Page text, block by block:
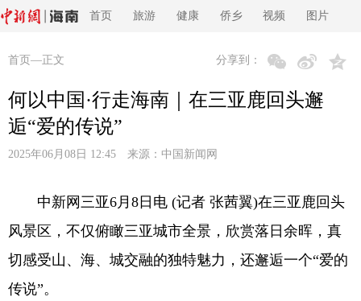
首页 旅游 健康 侨乡 视频 图片
首页 —正文 分享到：
何以中国·行走海南｜在三亚鹿回头邂
逅“爱的传说”
2025年06月08日 12:45 来源： 中国新闻网
中新网三亚6月8日电 (记者 张茜翼)在三亚鹿回头
风景区，不仅俯瞰三亚城市全景，欣赏落日余晖，真
切感受山、海、城交融的独特魅力，还邂逅一个“爱的
传说”。